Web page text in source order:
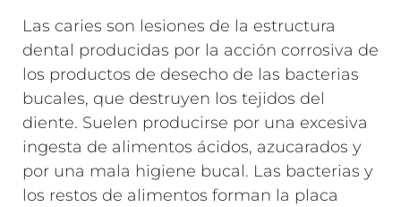
Las caries son lesiones de la estructura
dental producidas por la acción corrosiva de
los productos de desecho de las bacterias
bucales, que destruyen los tejidos del
diente. Suelen producirse por una excesiva
ingesta de alimentos ácidos, azucarados y
por una mala higiene bucal. Las bacterias y
los restos de alimentos forman la placa